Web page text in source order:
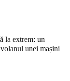
la extrem: un
unei mașini